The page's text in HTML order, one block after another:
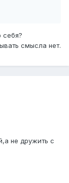
себя?
смысла нет.
не дружить с